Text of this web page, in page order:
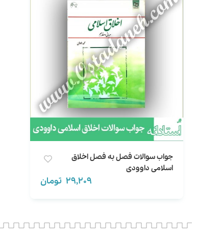
جواب سوالات فصل به فصل اخلاق
اسلامی داوودی
29,209 تومان